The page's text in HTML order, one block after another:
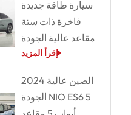
سيارة طاقة جديدة
فاخرة ذات ستة
مقاعد عالية الجودة
إقرأ المزيد
2024 الصين عالية
الجودة NIO ES6 5